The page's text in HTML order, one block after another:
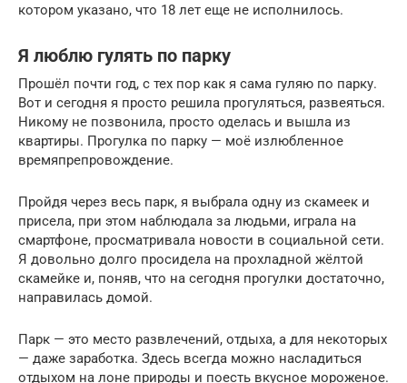
котором указано, что 18 лет еще не исполнилось.
Я люблю гулять по парку
Прошёл почти год, с тех пор как я сама гуляю по парку.
Вот и сегодня я просто решила прогуляться, развеяться.
Никому не позвонила, просто оделась и вышла из
квартиры. Прогулка по парку — моё излюбленное
времяпрепровождение.
Пройдя через весь парк, я выбрала одну из скамеек и
присела, при этом наблюдала за людьми, играла на
смартфоне, просматривала новости в социальной сети.
Я довольно долго просидела на прохладной жёлтой
скамейке и, поняв, что на сегодня прогулки достаточно,
направилась домой.
Парк — это место развлечений, отдыха, а для некоторых
— даже заработка. Здесь всегда можно насладиться
отдыхом на лоне природы и поесть вкусное мороженое.